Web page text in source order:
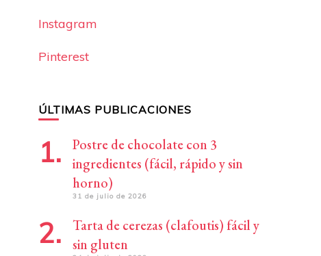
Instagram
Pinterest
ÚLTIMAS PUBLICACIONES
Postre de chocolate con 3
ingredientes (fácil, rápido y sin
horno)
31 de julio de 2026
Tarta de cerezas (clafoutis) fácil y
sin gluten